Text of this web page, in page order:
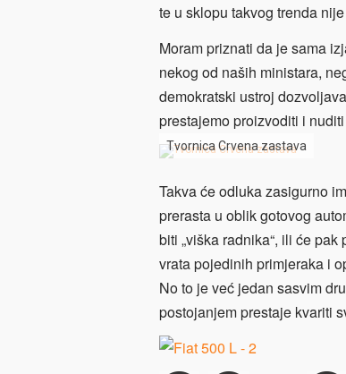
te u sklopu takvog trenda
Moram priznati da je sama
nekog od naših ministara,
demokratski ustroj
prestajemo proizvoditi i
Tvornica Crvena zastava
Takva će odluka zasigurno
prerasta u oblik gotovog
biti „viška radnika“, ili će
vrata pojedinih primjeraka i
No to je već jedan sasvim
postojanjem prestaje kvariti